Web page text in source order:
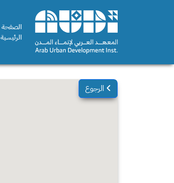
الصفحة
الرئيسية
الرجوع